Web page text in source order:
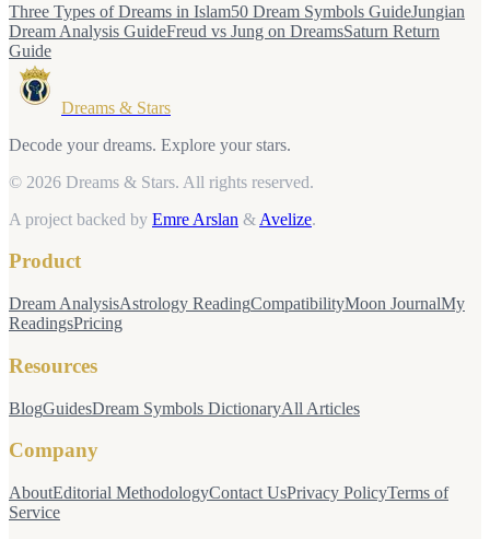
Three Types of Dreams in Islam50 Dream Symbols GuideJungian
Dream Analysis GuideFreud vs Jung on DreamsSaturn Return
Guide
Dreams & Stars
Decode your dreams. Explore your stars.
© 2026 Dreams & Stars. All rights reserved.
A project backed by Emre Arslan & Avelize.
Product
Dream AnalysisAstrology ReadingCompatibilityMoon JournalMy
ReadingsPricing
Resources
BlogGuidesDream Symbols DictionaryAll Articles
Company
AboutEditorial MethodologyContact UsPrivacy PolicyTerms of
Service